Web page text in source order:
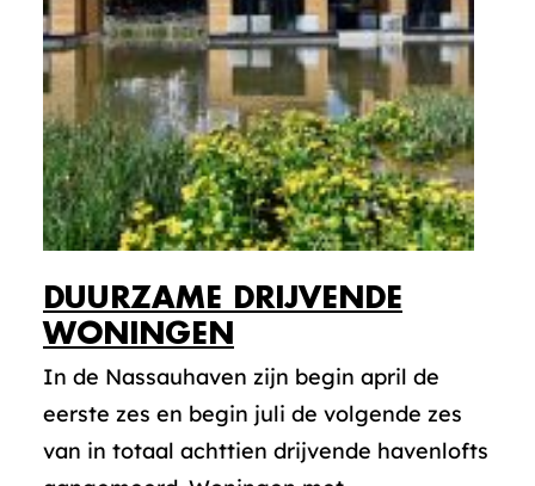
DUURZAME DRIJVENDE
WONINGEN
In de Nassauhaven zijn begin april de
eerste zes en begin juli de volgende zes
van in totaal achttien drijvende havenlofts